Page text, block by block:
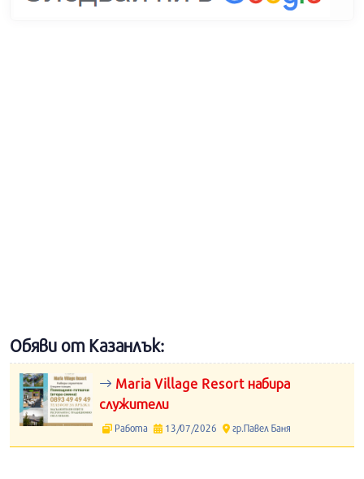
Обяви от Казанлък:
Maria Village Resort набира
служители
Работа 13/07/2026 гр.Павел Баня